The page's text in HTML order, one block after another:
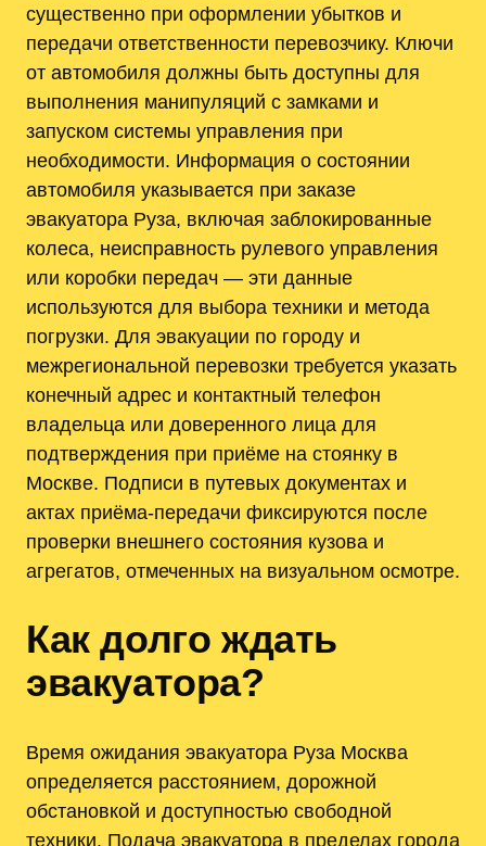
существенно при оформлении убытков и
передачи ответственности перевозчику. Ключи
от автомобиля должны быть доступны для
выполнения манипуляций с замками и
запуском системы управления при
необходимости. Информация о состоянии
автомобиля указывается при заказе
эвакуатора Руза, включая заблокированные
колеса, неисправность рулевого управления
или коробки передач — эти данные
используются для выбора техники и метода
погрузки. Для эвакуации по городу и
межрегиональной перевозки требуется указать
конечный адрес и контактный телефон
владельца или доверенного лица для
подтверждения при приёме на стоянку в
Москве. Подписи в путевых документах и
актах приёма-передачи фиксируются после
проверки внешнего состояния кузова и
агрегатов, отмеченных на визуальном осмотре.
Как долго ждать
эвакуатора?
Время ожидания эвакуатора Руза Москва
определяется расстоянием, дорожной
обстановкой и доступностью свободной
техники. Подача эвакуатора в пределах города